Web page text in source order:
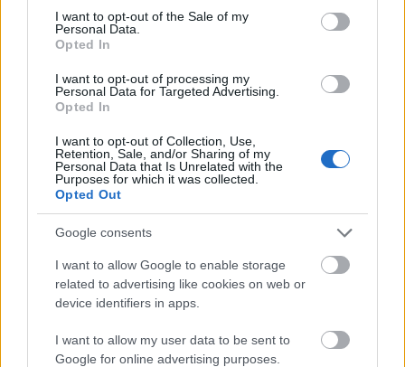
consent section.
I want to opt-out of the Sale of my
Personal Data.
Opted In
I want to opt-out of processing my
Personal Data for Targeted Advertising.
Opted In
I want to opt-out of Collection, Use,
Retention, Sale, and/or Sharing of my
Personal Data that Is Unrelated with the
Purposes for which it was collected.
Opted Out
Google consents
I want to allow Google to enable storage
related to advertising like cookies on web or
device identifiers in apps.
I want to allow my user data to be sent to
Google for online advertising purposes.
πιθανές εισροές 60,4 εκατ. δολαρίων, ενώ οΟΤΕ
εμφανίζεται 8% πάνω από το εκτιμώμενο όριο, με
πιθανές εισροές 50,4 εκατ. δολαρίων.
Πιο οριακή η θέση
από το επίπεδο εισόδου και εκτιμώμενες εισροές
46,5 εκατ. δολαρίων. Αντίστοιχα, ηAllwyn
εμφανίζεται χαμηλότερα, περίπου 5% κάτω από
το όριο, με πιθανές εισροές 44,3 εκατ. δολαρίων,
ενώ ηMotor Oilυπολείπεται 12% του ορίου, με
εκτιμώμενες παθητικές εισροές της τάξης των 40
εκατ. δολαρίων.